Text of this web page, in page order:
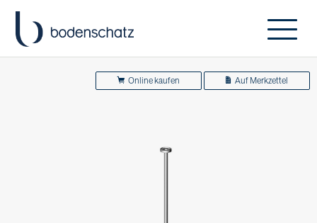
Online kaufen Auf Merkzettel